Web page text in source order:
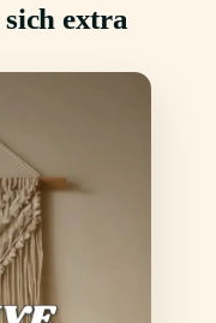
sich extra